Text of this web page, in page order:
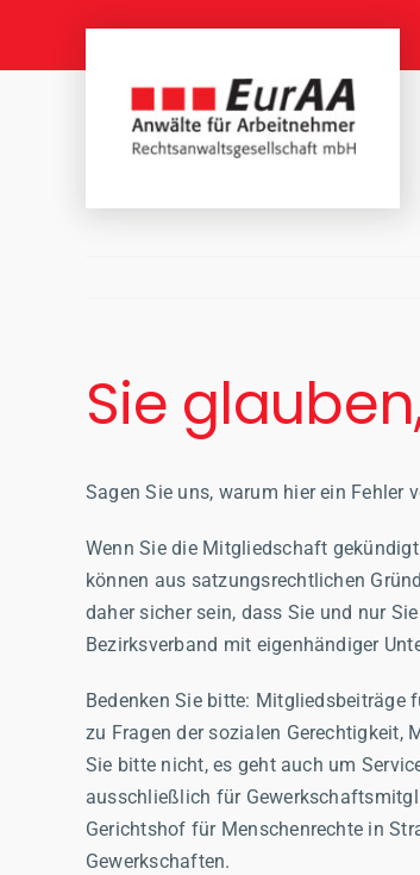
Sie
Sagen Sie uns, warum hier ein Fehler
Wenn Sie die Mitgliedschaft
können aus satzungsrechtlichen
daher sicher sein, dass Sie und nur
Bezirksverband mit eigenhändiger
Bedenken Sie bitte: Mitgliedsbeiträge
zu Fragen der sozialen Gerechtigkeit,
Sie bitte nicht, es geht auch um
ausschließlich für
Gerichtshof für Menschenrechte in
Gewerkschaften.